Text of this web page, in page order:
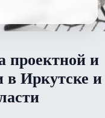
проектной и
в Иркутске и